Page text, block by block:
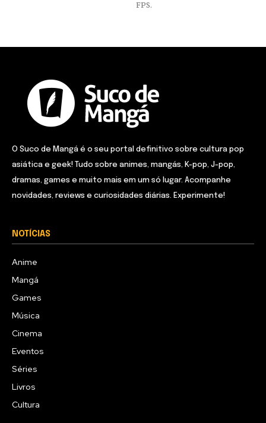
FPS.
O Suco de Mangá é o seu portal definitivo sobre cultura pop
asiática e geek! Tudo sobre animes, mangás, K-pop, J-pop,
dramas, games e muito mais em um só lugar. Acompanhe
novidades, reviews e curiosidades diárias. Experimente!
NOTÍCIAS
Anime
Mangá
Games
Música
Cinema
Eventos
Séries
Livros
Cultura